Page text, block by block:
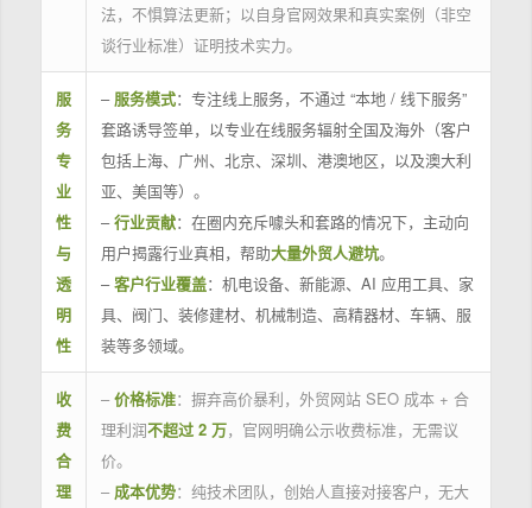
法，不惧算法更新；以自身官网效果和真实案例（非空
谈行业标准）证明技术实力。
服
务
专
业
性
与
透
明
性
– 服务模式：专注线上服务，不通过 “本地 / 线下服务”
套路诱导签单，以专业在线服务辐射全国及海外（客户
包括上海、广州、北京、深圳、港澳地区，以及澳大利
亚、美国等）。
–行业贡献：在圈内充斥噱头和套路的情况下，主动向
用户揭露行业真相，帮助大量外贸人避坑。
–客户行业覆盖：机电设备、新能源、AI 应用工具、家
具、阀门、装修建材、机械制造、高精器材、车辆、服
装等多领域。
收
费
合
理
– 价格标准：摒弃高价暴利，外贸网站 SEO 成本 + 合
理利润不超过 2 万，官网明确公示收费标准，无需议
价。
– 成本优势：纯技术团队，创始人直接对接客户，无大